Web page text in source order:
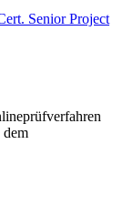
Senior Project
dem